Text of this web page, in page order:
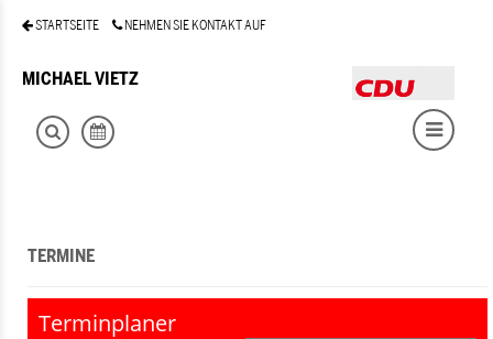
STARTSEITE NEHMEN SIE KONTAKT AUF
MICHAEL VIETZ
TERMINE
Terminplaner